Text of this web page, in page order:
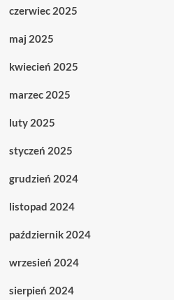
czerwiec 2025
maj 2025
kwiecień 2025
marzec 2025
luty 2025
styczeń 2025
grudzień 2024
listopad 2024
październik 2024
wrzesień 2024
sierpień 2024